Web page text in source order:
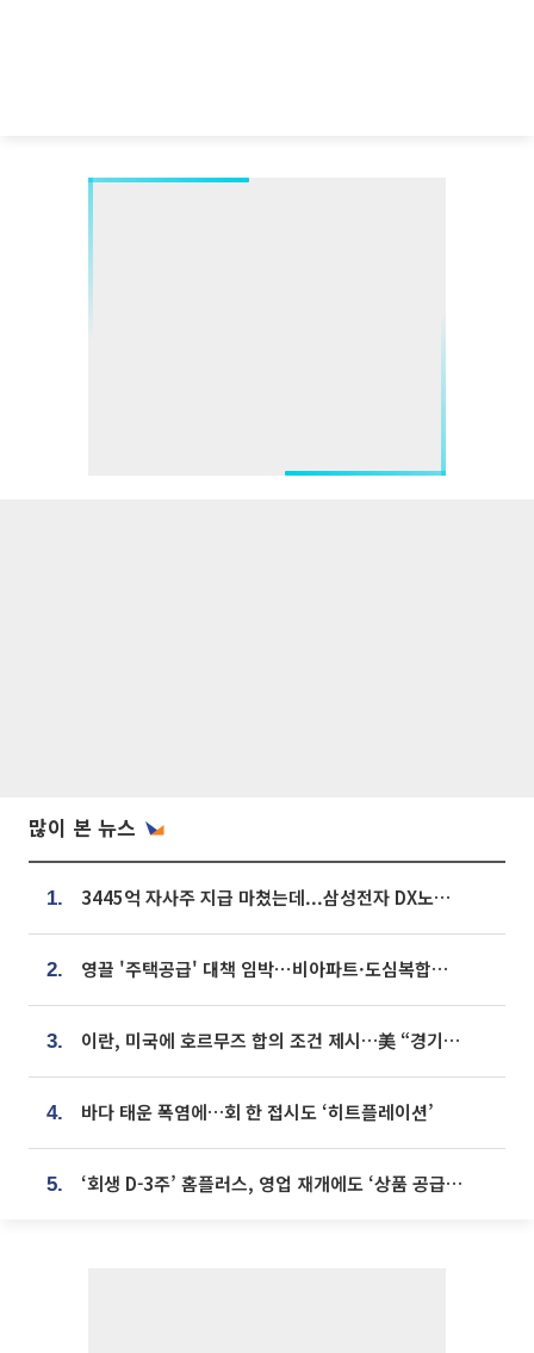
많이 본 뉴스
1. 3445억 자사주 지급 마쳤는데...삼성전자 DX노조, 뒤늦은 '떼쓰기 집회'
2. 영끌 '주택공급' 대책 임박⋯비아파트·도심복합까지 총동원
3. 이란, 미국에 호르무즈 합의 조건 제시…美 “경기 아직 안 끝나” [종합]
4. 바다 태운 폭염에…회 한 접시도 ‘히트플레이션’
5. ‘회생 D-3주’ 홈플러스, 영업 재개에도 ‘상품 공급망’ 복구가 생존 관건